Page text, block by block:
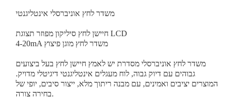
משדר לחץ אוניברסלי אינטליגנטי
חיישן לחץ סיליקון מפוזר תצוגת LCD
4-20mA משדר לחץ מוגן פיצוץ
משדר לחץ אוניברסלי מסדרת יש לאמץ חיישן לחץ בעל ביצועים
גבוהים עם דיוק גבוה, לוח מעגלים אינטליגנטי דיגיטלי מדויק.
המוצרים יציבים ואמינים, עם מבנה ריתוך מלא, ייצור סיבים, יופי של
בחירה צורה.